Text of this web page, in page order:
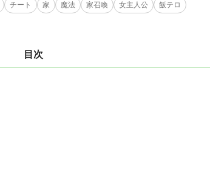
チート 家 魔法 家召喚 女主人公 飯テロ
目次